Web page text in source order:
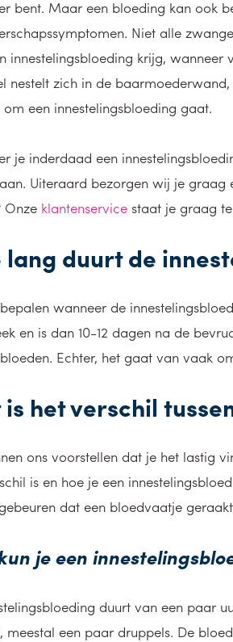
bent. Maar een bloeding kan ook
Niet alle
innestelingsbloeding krijg,
nestelt zich in de
een innestelingsbloeding gaat.
je inderdaad een
Uiteraard bezorgen wij je graag
Onze klantenservice staat je graag
lang duurt de
wanneer de
en is dan 10-12 dagen na de
Echter, het gaat van vaak
is het verschil
ons voorstellen dat je het lastig
is en hoe je een
dat een bloedvaatje
je een
duurt van een paar
meestal een paar druppels. De